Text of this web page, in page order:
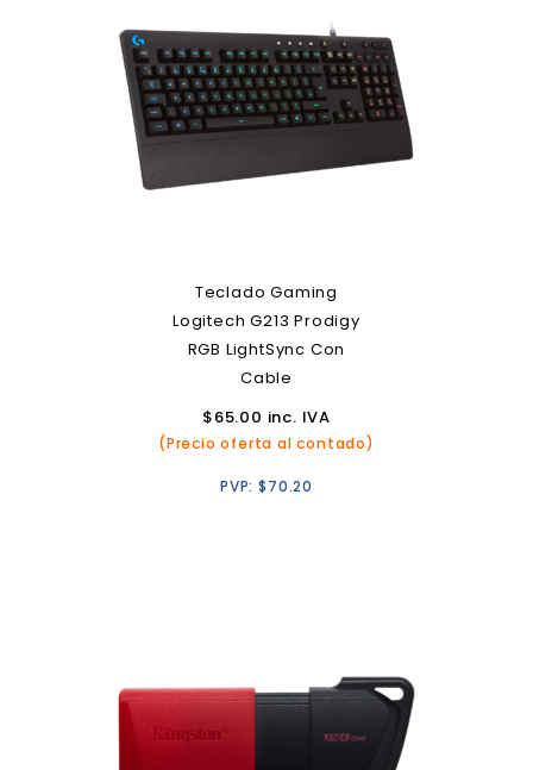
Teclado Gaming
Logitech G213 Prodigy
RGB LightSync Con
Cable
$65.00 inc. IVA
(Precio oferta al contado)
PVP:$70.20